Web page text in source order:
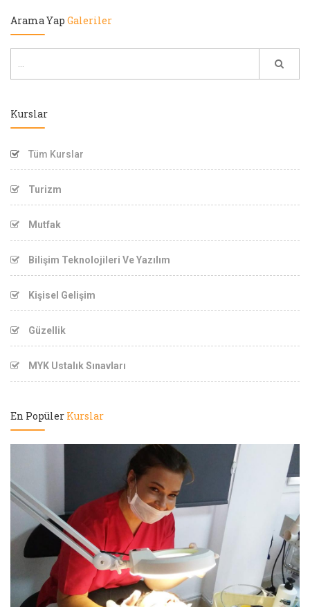
Arama Yap Galeriler
Kurslar
Tüm Kurslar
Turizm
Mutfak
Bilişim Teknolojileri Ve Yazılım
Kişisel Gelişim
Güzellik
MYK Ustalık Sınavları
En Popüler Kurslar